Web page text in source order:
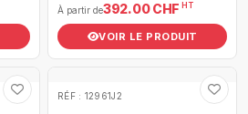
À partir de392.00 CHF HT
VOIR LE PRODUIT
RÉF : 12961J2